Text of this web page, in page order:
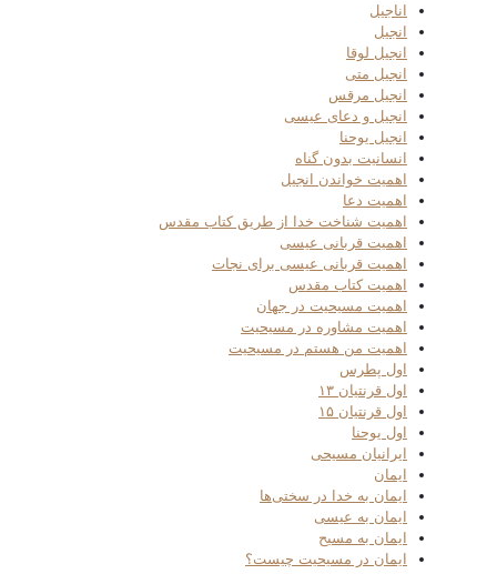
اناجیل
انجیل
انجیل لوقا
انجیل متی
انجیل مرقس
انجیل و دعای عیسی
انجیل یوحنا
انسانیت بدون گناه
اهمیت خواندن انجیل
اهمیت دعا
اهمیت شناخت خدا از طریق کتاب مقدس
اهمیت قربانی عیسی
اهمیت قربانی عیسی برای نجات
اهمیت کتاب مقدس
اهمیت مسیحیت در جهان
اهمیت مشاوره در مسیحیت
اهمیت من هستم در مسیحیت
اول پطرس
اول قرنتیان ۱۳
اول قرنتیان ۱۵
اول یوحنا
ایرانیان مسیحی
ایمان
ایمان به خدا در سختی‌ها
ایمان به عیسی
ایمان به مسیح
ایمان در مسیحیت چیست؟